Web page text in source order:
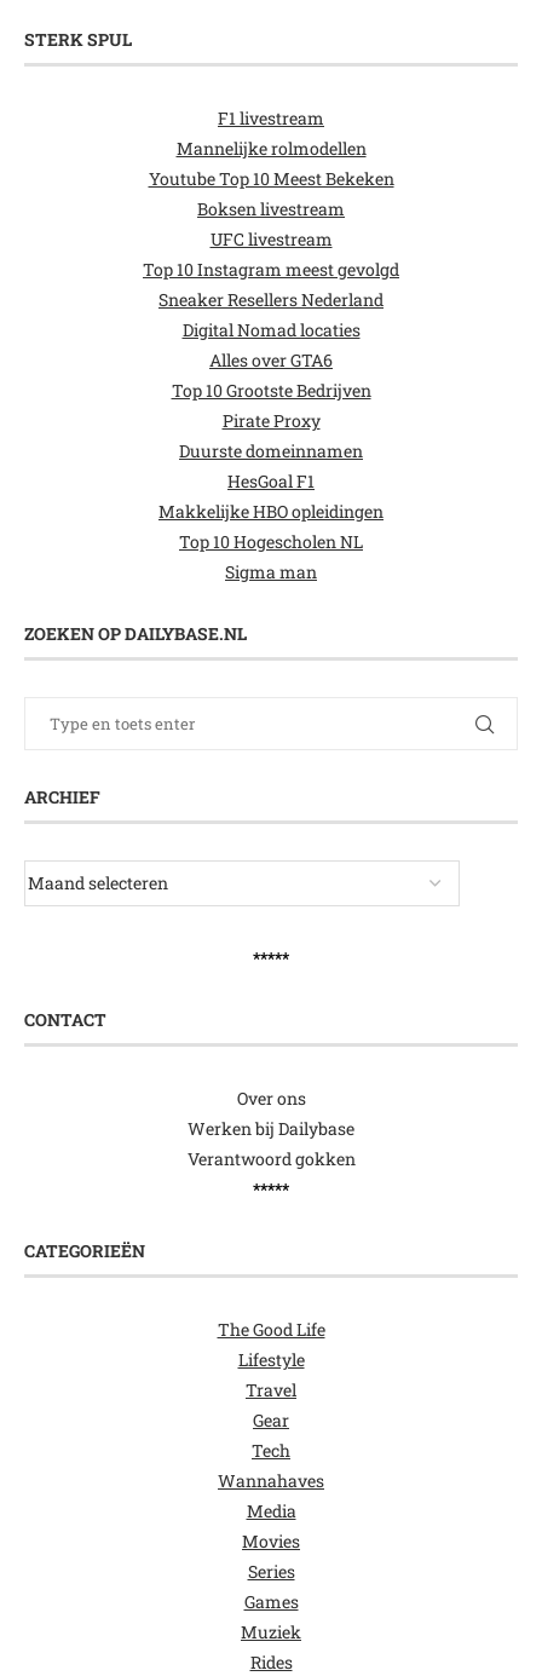
STERK SPUL
F1 livestream
Mannelijke rolmodellen
Youtube Top 10 Meest Bekeken
Boksen livestream
UFC livestream
Top 10 Instagram meest gevolgd
Sneaker Resellers Nederland
Digital Nomad locaties
Alles over GTA6
Top 10 Grootste Bedrijven
Pirate Proxy
Duurste domeinnamen
HesGoal F1
Makkelijke HBO opleidingen
Top 10 Hogescholen NL
Sigma man
ZOEKEN OP DAILYBASE.NL
ARCHIEF
*****
CONTACT
Over ons
Werken bij Dailybase
Verantwoord gokken
*****
CATEGORIEËN
The Good Life
Lifestyle
Travel
Gear
Tech
Wannahaves
Media
Movies
Series
Games
Muziek
Rides